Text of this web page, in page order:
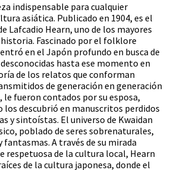
indispensable para cualquier
asiática. Publicado en 1904, es el
Lafcadio Hearn, uno de los mayores
Fascinado por el folklore
en el Japón profundo en busca de
hasta ese momento en
de los relatos que conforman
de generación en generación
le fueron contados por su esposa,
los descubrió en manuscritos perdidos
y sintoístas. El universo de Kwaidan
poblado de seres sobrenaturales,
fantasmas. A través de su mirada
respetuosa de la cultura local, Hearn
de la cultura japonesa, donde el